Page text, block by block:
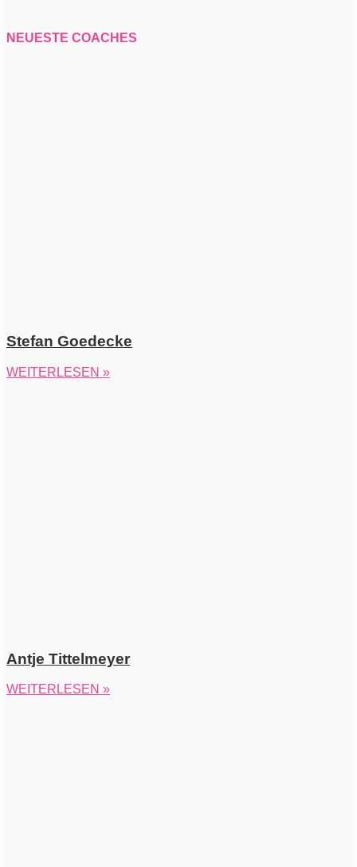
NEUESTE COACHES
Stefan Goedecke
WEITERLESEN »
Antje Tittelmeyer
WEITERLESEN »